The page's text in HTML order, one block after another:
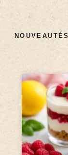
NOUVEAUTÉS